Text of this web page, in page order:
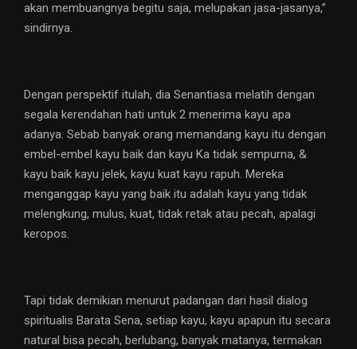
akan membuangnya begitu saja, melupakan jasa-jasanya,”
sindirnya.
Dengan perspektif itulah, dia Senantiasa melatih dengan
segala kerendahan hati untuk 2 menerima kayu apa
adanya. Sebab banyak orang memandang kayu itu dengan
embel-embel kayu baik dan kayu Ka tidak sempurna, &
kayu baik kayu jelek, kayu kuat kayu rapuh. Mereka
menganggap kayu yang baik itu adalah kayu yang tidak
melengkung, mulus, kuat, tidak retak atau pecah, apalagi
keropos.
Tapi tidak demikian menurut padangan dari hasil dialog
spiritualis Barata Sena, setiap kayu, kayu apapun itu secara
natural bisa pecah, berlubang, banyak matanya, termakan